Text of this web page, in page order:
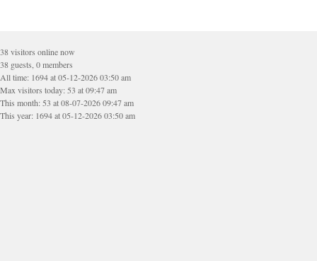
38 visitors online now
38 guests, 0 members
All time: 1694 at 05-12-2026 03:50 am
Max visitors today: 53 at 09:47 am
This month: 53 at 08-07-2026 09:47 am
This year: 1694 at 05-12-2026 03:50 am